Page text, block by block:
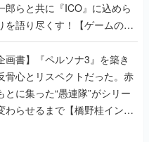
郎らと共に『ICO』に込めら
を語り尽くす！【ゲームの企
画書】『ペルソナ3』を築き
骨心とリスペクトだった。赤
とに集った“愚連隊”がシリー
わらせるまで【橋野桂インタ